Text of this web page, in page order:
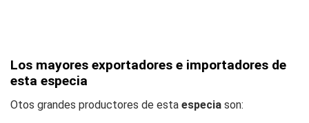
Los mayores exportadores e importadores de
esta especia
Otos grandes productores de esta especia son: